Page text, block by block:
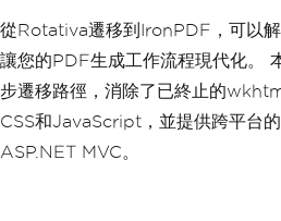
從Rotativa遷移到IronPDF，可以
讓您的PDF生成工作流程現代化。
步遷移路徑，消除了已終止的
CSS和JavaScript，並提供跨平台
ASP.NET MVC。